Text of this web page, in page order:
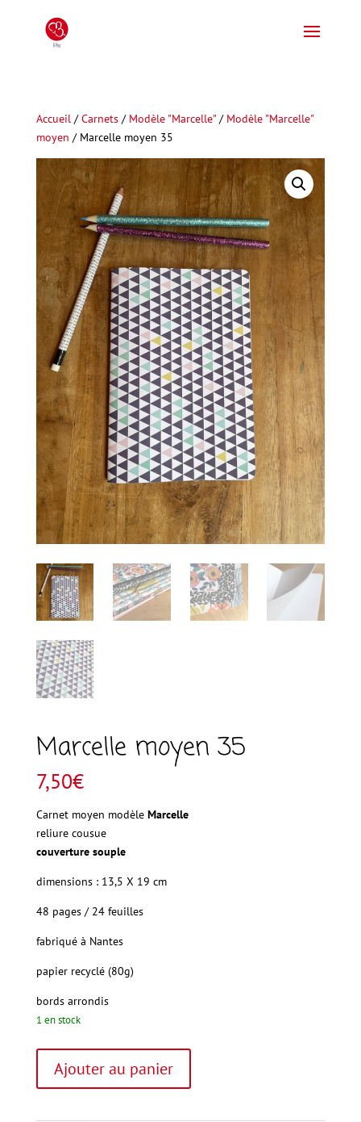
Accueil/Carnets/ Modèle "Marcelle"/ Modèle "Marcelle"
moyen / Marcelle moyen 35
Marcelle moyen 35
7,50€
Carnet moyen modèle Marcelle
reliure cousue
couverture souple
dimensions : 13,5 X 19 cm
48 pages / 24 feuilles
fabriqué à Nantes
papier recyclé (80g)
bords arrondis
1 en stock
Marcelle
Ajouter au panier